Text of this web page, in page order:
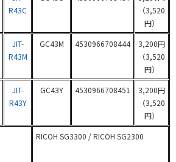
R43C
（3,520
円）
JIT-
R43M
GC43M 4530966708444
3,200円
（3,520
円）
JIT-
R43Y
GC43Y 4530966708451
3,200円
（3,520
円）
RICOH SG3300 / RICOH SG2300